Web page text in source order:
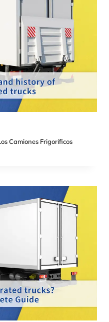
Camiones Frigoríficos